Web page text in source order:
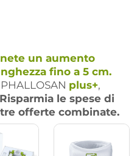
un aumento
fino a 5 cm.
plus+,
Risparmia le spese di
offerte combinate.